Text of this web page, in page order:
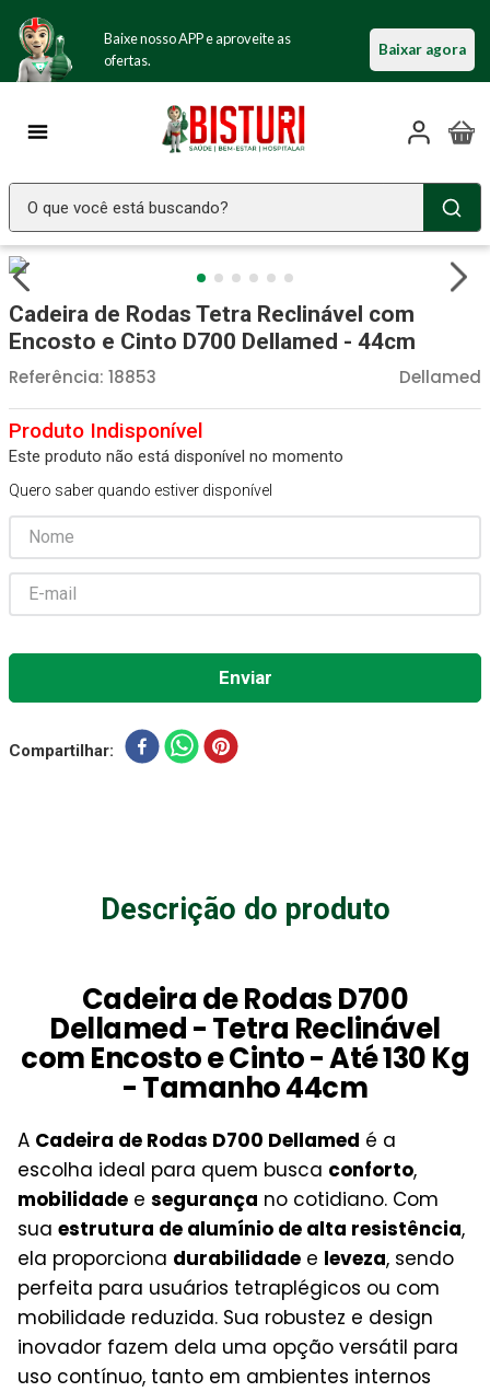
Baixe nosso APP e aproveite as
ofertas.
Baixar agora
O que você está buscando?
Cadeira de Rodas Tetra Reclinável com
Encosto e Cinto D700 Dellamed - 44cm
Dellamed
Referência: 18853
Este produto não está disponível no momento
Quero saber quando estiver disponível
Compartilhar
Descrição do produto
Cadeira de Rodas D700
Dellamed - Tetra Reclinável
com Encosto e Cinto - Até 130 Kg
- Tamanho 44cm
A Cadeira de Rodas D700 Dellamed é a
escolha ideal para quem busca conforto,
mobilidade e segurança no cotidiano. Com
sua estrutura de alumínio de alta resistência,
ela proporciona durabilidade e leveza, sendo
perfeita para usuários tetraplégicos ou com
mobilidade reduzida. Sua robustez e design
inovador fazem dela uma opção versátil para
uso contínuo, tanto em ambientes internos
2º Fralda Geriatrica
3º Luva Latex
4º Littmann
5º Estetoscopio Littmann
6 º Aparelho Pressão
Absorvente Geriatrico
8º Gaze Esteril
9º